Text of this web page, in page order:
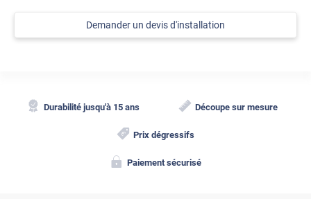
Demander un devis d'installation
Durabilité jusqu'à 15 ans Découpe sur mesure
Prix dégressifs
Paiement sécurisé